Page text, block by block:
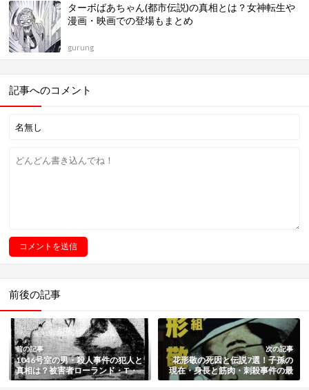
ターボばあちゃん(都市伝説)の真相とは？女神転生や
漫画・映画での登場もまとめ
gurung
記事へのコメント
前後の記事
前の記事
1046号室の男・殺人事件の犯人と
真相は？被害者ローランド・T・
オーウェンやその後まとめ
次の記事
花形敬の死因と伝説7選！子孫の
現在・身長と筋肉・刺殺事件の最
後など総まとめ【伝説のヤクザ】